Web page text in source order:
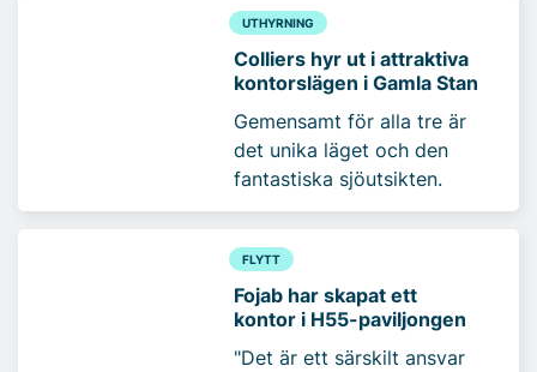
UTHYRNING
Colliers hyr ut i attraktiva
kontorslägen i Gamla Stan
Gemensamt för alla tre är
det unika läget och den
fantastiska sjöutsikten.
FLYTT
Fojab har skapat ett
kontor i H55-paviljongen
"Det är ett särskilt ansvar